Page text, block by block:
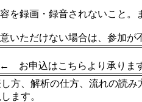
を録画・録音されないこと
いただけない場合は、参加
← お申込はこちらより承りま
方、解析の仕方、流れの読
ます。